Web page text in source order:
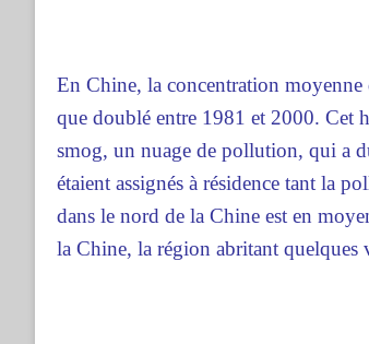
En Chine, la concentration moyenne
que doublé entre 1981 et 2000. Cet
smog, un nuage de pollution, qui a
étaient assignés à résidence tant la
dans le nord de la Chine est en
la Chine, la région abritant quelques